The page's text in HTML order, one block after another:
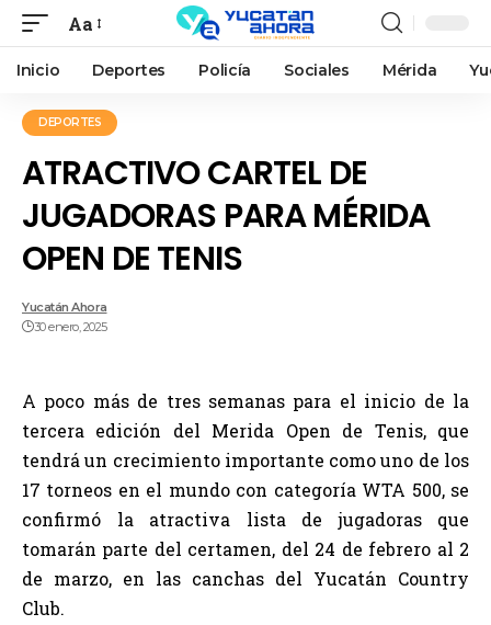
Aa
Inicio Deportes Policía Sociales Mérida
DEPORTES
ATRACTIVO CARTEL DE
JUGADORAS PARA MÉRIDA
OPEN DE TENIS
Yucatán Ahora
30 enero, 2025
A poco más de tres semanas para el inicio de la
tercera edición del Merida Open de Tenis, que
tendrá un crecimiento importante como uno de los
17 torneos en el mundo con categoría WTA 500, se
confirmó la atractiva lista de jugadoras que
tomarán parte del certamen, del 24 de febrero al 2
de marzo, en las canchas del Yucatán Country
Club.